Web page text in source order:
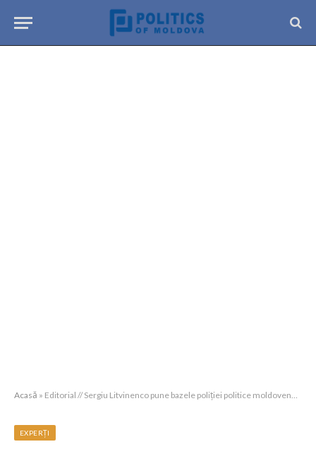
Acasă » Editorial // Sergiu Litvinenco pune bazele poliției politice moldovenești
EXPERȚI